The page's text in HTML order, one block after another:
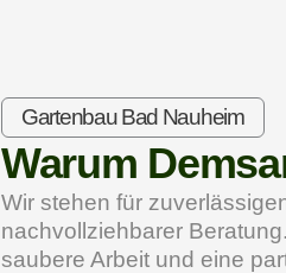
Gartenbau Bad Nauheim
Warum
Wir stehen für
nachvollziehbarer
saubere Arbeit und eine